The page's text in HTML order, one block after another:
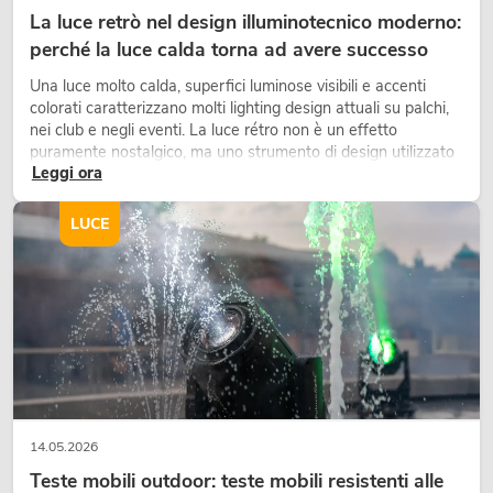
La luce retrò nel design illuminotecnico moderno:
perché la luce calda torna ad avere successo
Una luce molto calda, superfici luminose visibili e accenti
colorati caratterizzano molti lighting design attuali su palchi,
nei club e negli eventi. La luce rétro non è un effetto
puramente nostalgico, ma uno strumento di design utilizzato
in modo consapevole: crea atmosfera, dona carattere alle
Leggi ora
14.05.2026
Teste mobili outdoor: teste mobili resistenti alle
LUCE